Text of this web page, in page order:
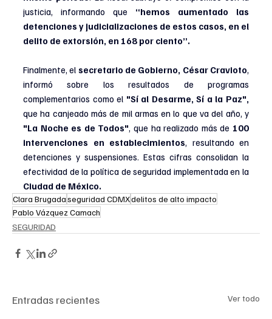
justicia, informando que “hemos aumentado las
detenciones y judicializaciones de estos casos, en el
delito de extorsión, en 168 por ciento”.
Finalmente, el secretario de Gobierno, César Cravioto,
informó sobre los resultados de programas
complementarios como el "Sí al Desarme, Sí a la Paz",
"La Noche es de Todos", que ha realizado más de 100
intervenciones en establecimientos, resultando en
detenciones y suspensiones. Estas cifras consolidan la
Ciudad de México.
Clara Brugadaseguridad CDMXdelitos de alto impacto
Pablo Vázquez Camach
SEGURIDAD
Entradas recientes Ver todo